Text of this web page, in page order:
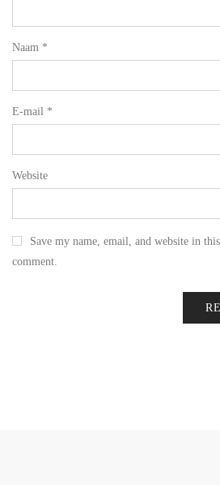
Naam *
E-mail *
Website
Save my name, email, and website in
comment.